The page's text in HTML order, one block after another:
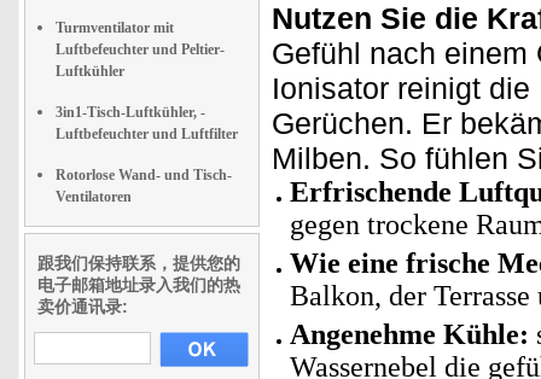
Turmventilator mit
Luftbefeuchter und Peltier-
Luftkühler
3in1-Tisch-Luftkühler, -
Luftbefeuchter und Luftfilter
Rotorlose Wand- und Tisch-
Ventilatoren
跟我们保持联系，提供您的
电子邮箱地址录入我们的热
卖价通讯录:
Nutzen Sie die
Gefühl nach einem
Ionisator reinigt
Gerüchen. Er
Milben. So fühlen
Erfrischende
gegen trockene
Wie eine frische
Balkon, der Terrasse
Angenehme Kühle:
Wassernebel die